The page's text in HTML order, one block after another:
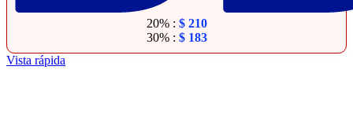
20% : $210
30% : $183
Vista rápida